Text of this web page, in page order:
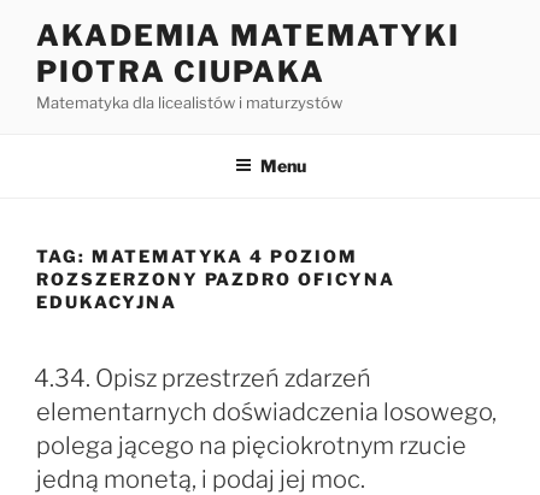
treści
AKADEMIA MATEMATYKI
PIOTRA CIUPAKA
Matematyka dla licealistów i maturzystów
Menu
TAG: MATEMATYKA 4 POZIOM
ROZSZERZONY PAZDRO OFICYNA
EDUKACYJNA
4.34. Opisz przestrzeń zdarzeń
elementarnych doświadczenia losowego,
polega jącego na pięciokrotnym rzucie
jedną monetą, i podaj jej moc.